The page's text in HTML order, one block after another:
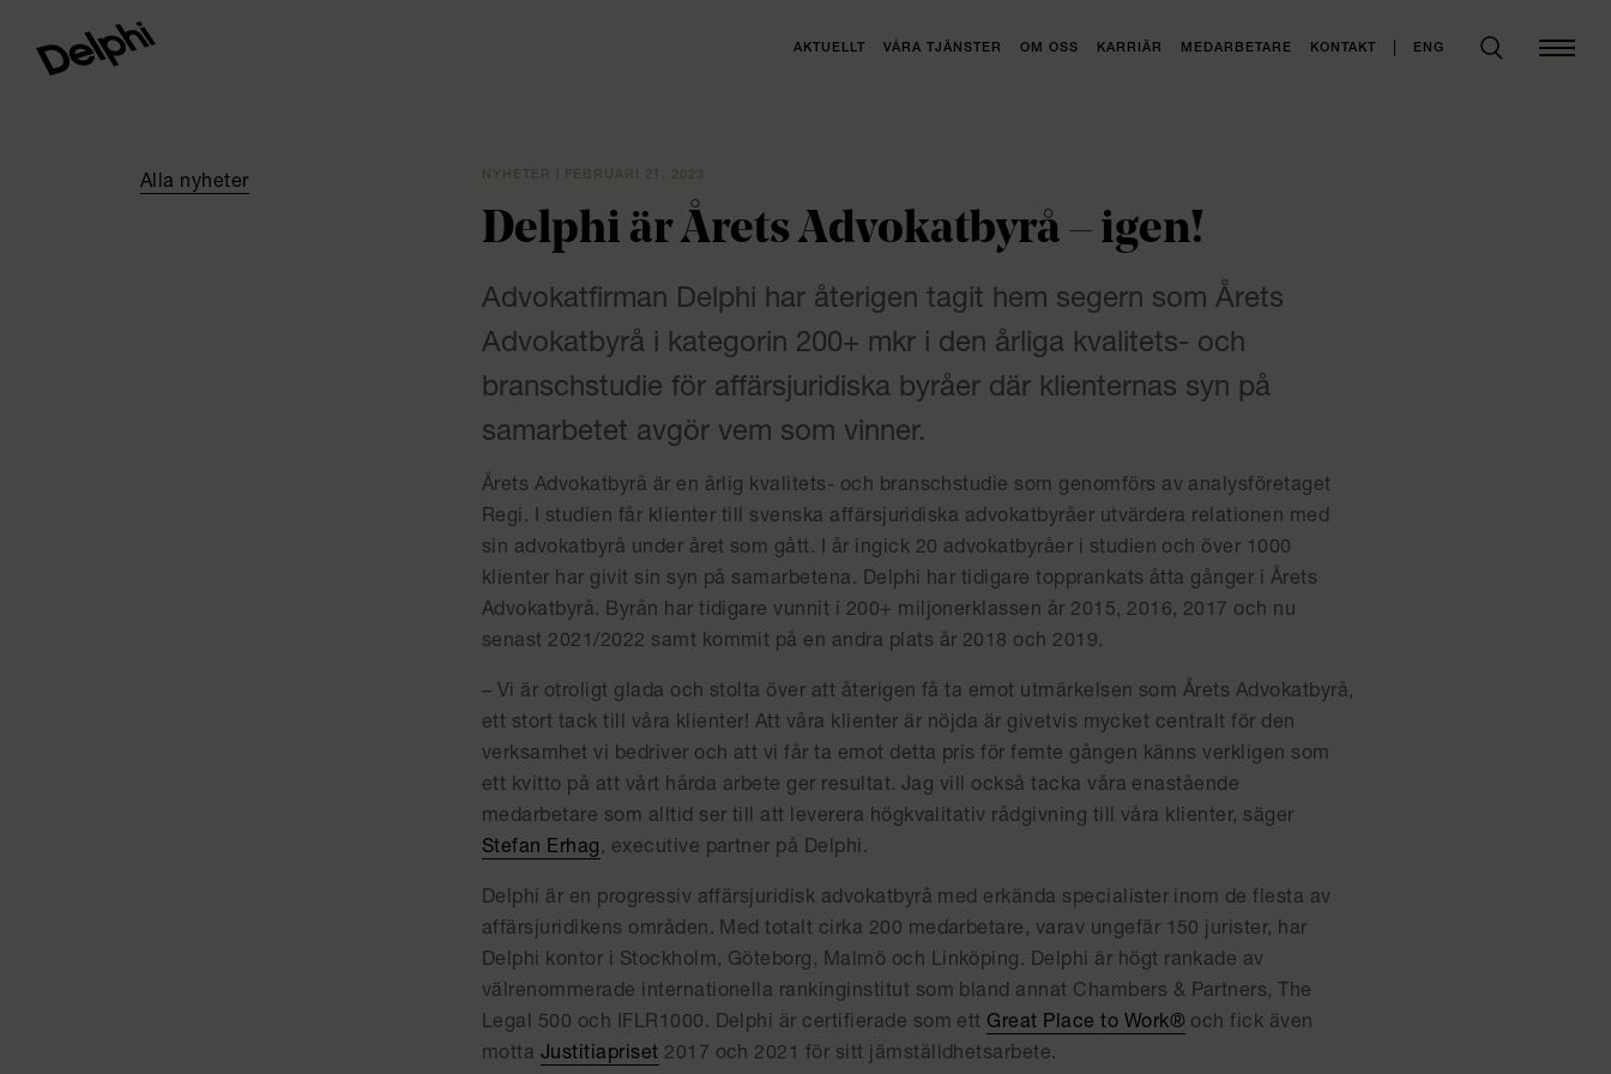
AKTUELLT VÅRA TJÄNSTER OM OSS KARRIÄR MEDARBETARE KONTAKT ENG
Alla nyheter
Delphi är Årets Advokatbyrå – igen!
Advokatfirman Delphi har återigen tagit hem segern som Årets
Advokatbyrå i kategorin 200+ mkr i den årliga kvalitets- och
branschstudie för affärsjuridiska byråer där klienternas syn på
samarbetet avgör vem som vinner.
Årets Advokatbyrå är en årlig kvalitets- och branschstudie som genomförs av analysföretaget
Regi. I studien får klienter till svenska affärsjuridiska advokatbyråer utvärdera relationen med
sin advokatbyrå under året som gått. I år ingick 20 advokatbyråer i studien och över 1000
klienter har givit sin syn på samarbetena. Delphi har tidigare topprankats åtta gånger i Årets
Advokatbyrå. Byrån har tidigare vunnit i 200+ miljonerklassen år 2015, 2016, 2017 och nu
senast 2021/2022 samt kommit på en andra plats år 2018 och 2019.
– Vi är otroligt glada och stolta över att återigen få ta emot utmärkelsen som Årets Advokatbyrå,
ett stort tack till våra klienter! Att våra klienter är nöjda är givetvis mycket centralt för den
verksamhet vi bedriver och att vi får ta emot detta pris för femte gången känns verkligen som
ett kvitto på att vårt hårda arbete ger resultat. Jag vill också tacka våra enastående
medarbetare som alltid ser till att leverera högkvalitativ rådgivning till våra klienter, säger
Stefan Erhag , executive partner på Delphi.
Delphi är en progressiv affärsjuridisk advokatbyrå med erkända specialister inom de flesta av
affärsjuridikens områden. Med totalt cirka 200 medarbetare, varav ungefär 150 jurister, har
Delphi kontor i Stockholm, Göteborg, Malmö och Linköping. Delphi är högt rankade av
välrenommerade internationella rankinginstitut som bland annat Chambers & Partners, The
Legal 500 och IFLR1000. Delphi är certifierade som ett Great Place to Work® och fick även
motta Justitiapriset 2017 och 2021 för sitt jämställdhetsarbete.